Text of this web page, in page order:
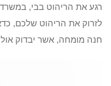
רגע את הריהוט בבי,
לזרוק את הריהוט שלכם,
חנה מומחה, אשר יבדוק